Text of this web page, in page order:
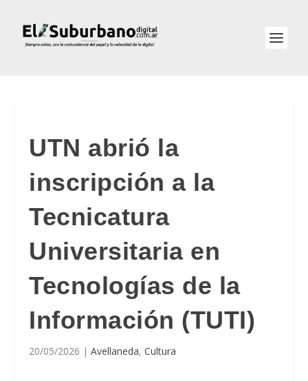
UTN abrió la
inscripción a la
Tecnicatura
Universitaria en
Tecnologías de la
Información (TUTI)
20/05/2026 |Avellaneda,Cultura